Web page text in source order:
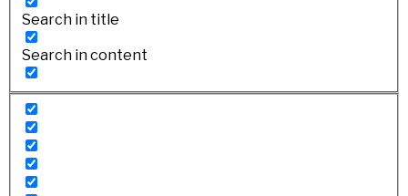
Search in title
Search in content